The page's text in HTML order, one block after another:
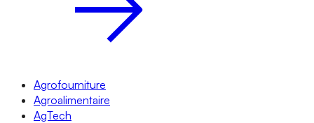
Agrofourniture
Agroalimentaire
AgTech